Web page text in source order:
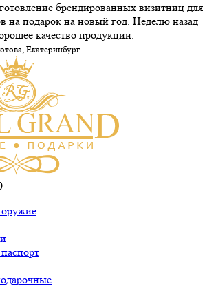
брендированных визитниц для
на подарок на новый год. Неделю назад
качество продукции.
Екатеринбург